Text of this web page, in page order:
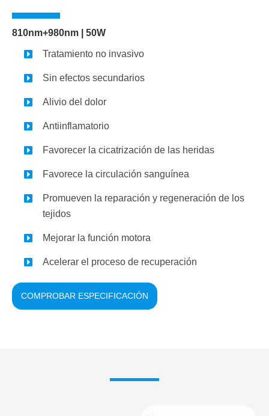
810nm+980nm | 50W
Tratamiento no invasivo
Sin efectos secundarios
Alivio del dolor
Antiinflamatorio
Favorecer la cicatrización de las heridas
Favorece la circulación sanguínea
Promueven la reparación y regeneración de los
tejidos
Mejorar la función motora
Acelerar el proceso de recuperación
COMPROBAR ESPECIFICACIÓN